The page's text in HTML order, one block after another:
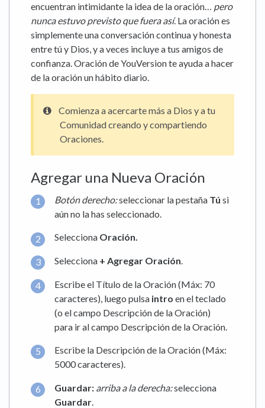
encuentran intimidante la idea de la oración… pero
nunca estuvo previsto que fuera así. La oración es
simplemente una conversación continua y honesta
entre tú y Dios, y a veces incluye a tus amigos de
confianza. Oración de YouVersion te ayuda a hacer
de la oración un hábito diario.
Comienza a acercarte más a Dios y a tu
Comunidad creando y compartiendo
Oraciones.
Agregar una Nueva Oración
Botón derecho:seleccionar la pestaña Tú si
aún no la has seleccionado.
Selecciona Oración.
Selecciona + Agregar Oración.
Escribe el Título de la Oración (Máx: 70
caracteres), luego pulsa intro en el teclado
(o el campo Descripción de la Oración)
para ir al campo Descripción de la Oración.
Escribe la Descripción de la Oración (Máx:
5000 caracteres).
Guardar: arriba a la derecha:selecciona
Guardar.